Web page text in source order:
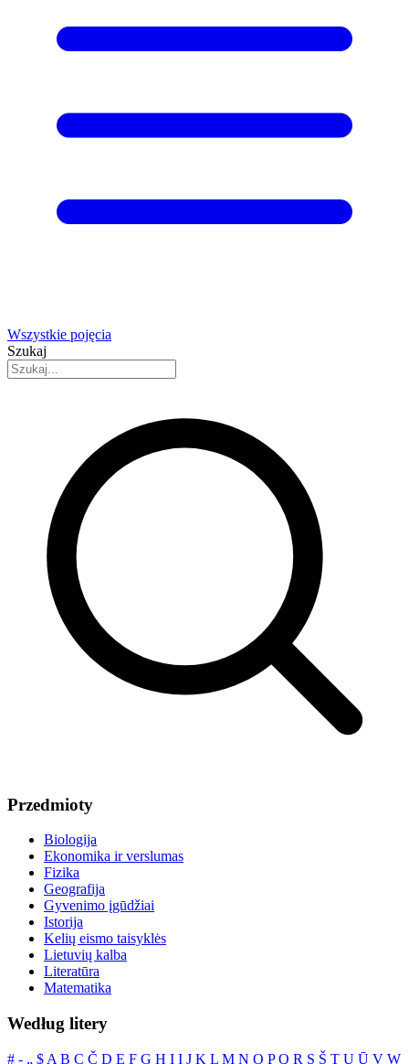
Wszystkie pojęcia
Szukaj
Przedmioty
Biologija
Ekonomika ir verslumas
Fizika
Geografija
Gyvenimo įgūdžiai
Istorija
Kelių eismo taisyklės
Lietuvių kalba
Literatūra
Matematika
Według litery
# ‐ „ $ A B C Č D E F G H I Į J K L M N O PQ R S Š T U Ū V W